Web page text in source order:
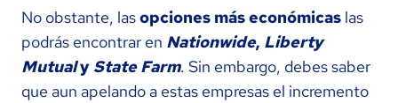
No obstante, lasopciones más económicas las
podrás encontrar en Nationwide, Liberty
Mutualy State Farm. Sin embargo, debes saber
que aun apelando a estas empresas el incremento